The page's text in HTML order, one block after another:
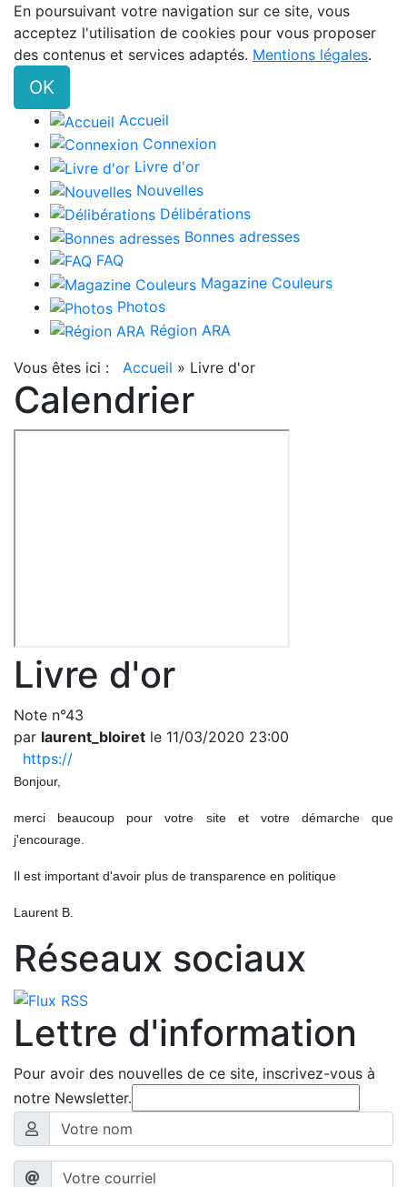
En poursuivant votre navigation sur ce site, vous
acceptez l'utilisation de cookies pour vous proposer
des contenus et services adaptés. Mentions légales.
OK
Accueil
Connexion
Livre d'or
Nouvelles
Délibérations
Bonnes adresses
FAQ
Magazine Couleurs
Photos
Région ARA
Vous êtes ici : Accueil » Livre d'or
Calendrier
Livre d'or
Note n°43
par laurent_bloiret le 11/03/2020 23:00
https://
Bonjour,
merci beaucoup pour votre site et votre démarche que
j'encourage.
Il est important d'avoir plus de transparence en politique
Laurent B.
Réseaux sociaux
Lettre d'information
Pour avoir des nouvelles de ce site, inscrivez-vous à
notre Newsletter.